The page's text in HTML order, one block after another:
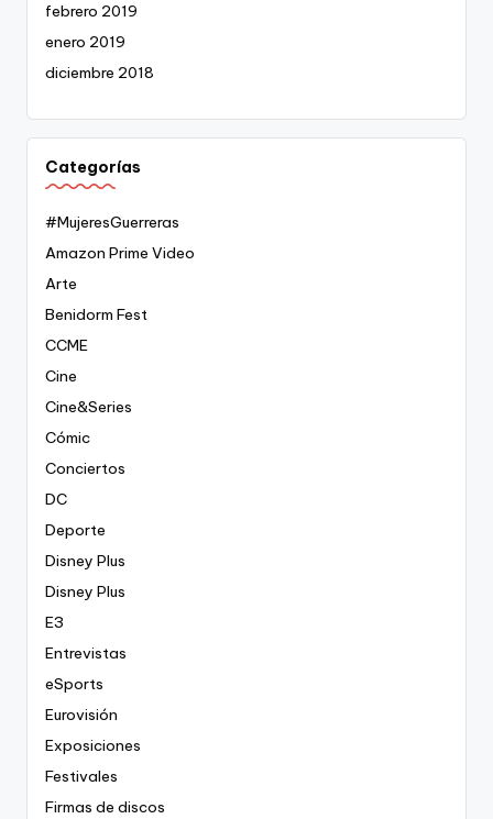
febrero 2019
enero 2019
diciembre 2018
Categorías
#MujeresGuerreras
Amazon Prime Video
Arte
Benidorm Fest
CCME
Cine
Cine&Series
Cómic
Conciertos
DC
Deporte
Disney Plus
Disney Plus
E3
Entrevistas
eSports
Eurovisión
Exposiciones
Festivales
Firmas de discos